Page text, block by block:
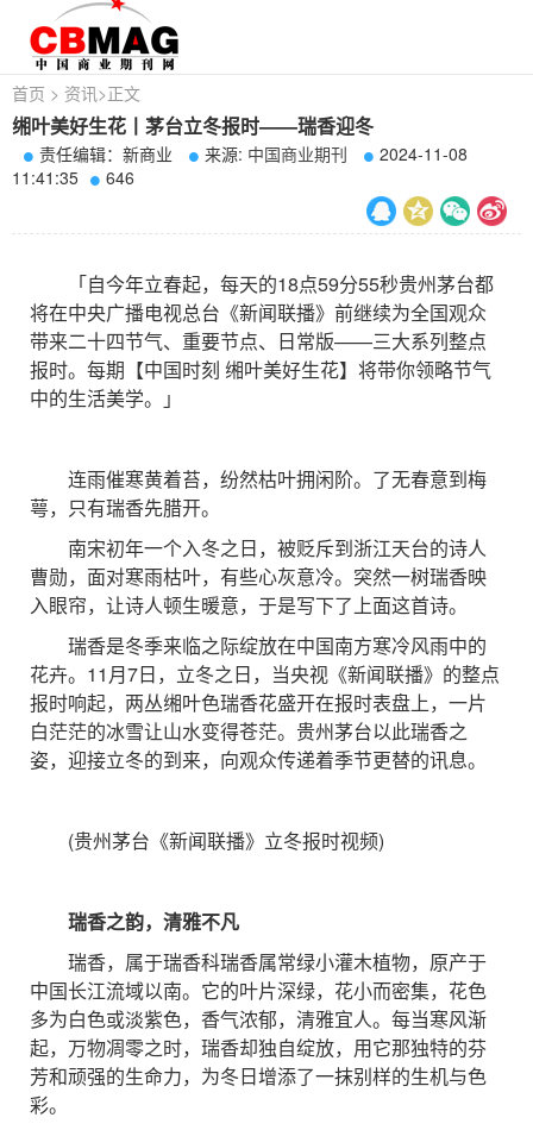
首页 > 资讯>正文
缃叶美好生花丨茅台立冬报时——瑞香迎冬
责任编辑：新商业 来源: 中国商业期刊
2024-11-08
11:41:35
646
「自今年立春起，每天的18点59分55秒贵州茅台都
将在中央广播电视总台《新闻联播》前继续为全国观众
带来二十四节气、重要节点、日常版——三大系列整点
报时。每期【中国时刻 缃叶美好生花】将带你领略节气
中的生活美学。」
连雨催寒黄着苔，纷然枯叶拥闲阶。了无春意到梅
萼，只有瑞香先腊开。
南宋初年一个入冬之日，被贬斥到浙江天台的诗人
曹勋，面对寒雨枯叶，有些心灰意冷。突然一树瑞香映
入眼帘，让诗人顿生暖意，于是写下了上面这首诗。
瑞香是冬季来临之际绽放在中国南方寒冷风雨中的
花卉。11月7日，立冬之日，当央视《新闻联播》的整点
报时响起，两丛缃叶色瑞香花盛开在报时表盘上，一片
白茫茫的冰雪让山水变得苍茫。贵州茅台以此瑞香之
姿，迎接立冬的到来，向观众传递着季节更替的讯息。
(贵州茅台《新闻联播》立冬报时视频)
瑞香之韵，清雅不凡
瑞香，属于瑞香科瑞香属常绿小灌木植物，原产于
中国长江流域以南。它的叶片深绿，花小而密集，花色
多为白色或淡紫色，香气浓郁，清雅宜人。每当寒风渐
起，万物凋零之时，瑞香却独自绽放，用它那独特的芬
芳和顽强的生命力，为冬日增添了一抹别样的生机与色
彩。